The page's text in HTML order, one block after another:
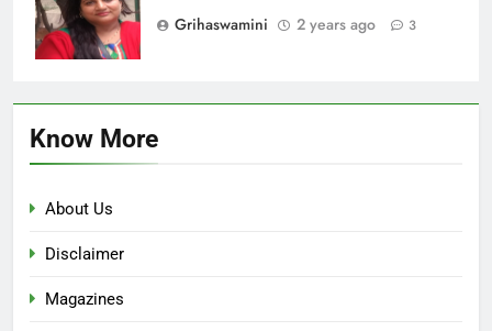
Grihaswamini
2 years ago 3
Know More
About Us
Disclaimer
Magazines